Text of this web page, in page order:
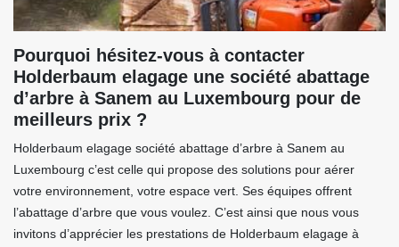
Pourquoi hésitez-vous à contacter
Holderbaum elagage une société abattage
d’arbre à Sanem au Luxembourg pour de
meilleurs prix ?
Holderbaum elagage société abattage d’arbre à Sanem au
Luxembourg c’est celle qui propose des solutions pour aérer
votre environnement, votre espace vert. Ses équipes offrent
l’abattage d’arbre que vous voulez. C’est ainsi que nous vous
invitons d’apprécier les prestations de Holderbaum elagage à